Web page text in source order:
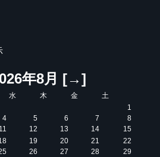
年8月 [→]
水 木 金
土
1
4 5 6 7
8
11 12 13 14
15
19 20 21
22
26 27 28
29